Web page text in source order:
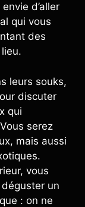
d’aller
qui vous
des
leurs souks,
discuter
qui
serez
mais aussi
vous
un
: on ne